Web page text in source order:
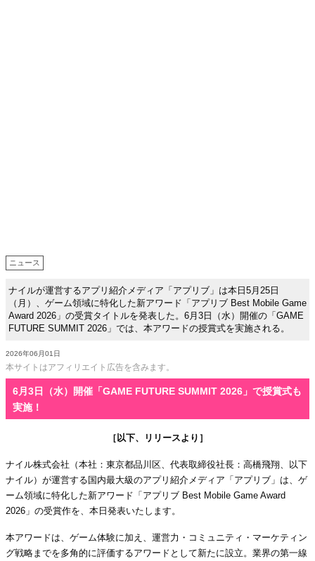
ニュース
ナイルが運営するアプリ紹介メディア「アプリブ」は本日5月25日
（月）、ゲーム領域に特化した新アワード「アプリブ Best Mobile Game
Award 2026」の受賞タイトルを発表した。6月3日（水）開催の「GAME
FUTURE SUMMIT 2026」では、本アワードの授賞式を実施される。
2026年06月01日
本サイトはアフィリエイト広告を含みます。
6月3日（水）開催「GAME FUTURE SUMMIT 2026」で授賞式も
実施！
［以下、リリースより］
ナイル株式会社（本社：東京都品川区、代表取締役社長：高橋飛翔、以下
ナイル）が運営する国内最大級のアプリ紹介メディア「アプリブ」は、ゲ
ーム領域に特化した新アワード「アプリブ Best Mobile Game Award
2026」の受賞作を、本日発表いたします。
本アワードは、ゲーム体験に加え、運営力・コミュニティ・マーケティン
グ戦略までを多角的に評価するアワードとして新たに設立。業界の第一線